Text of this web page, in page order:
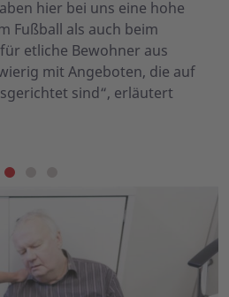
hier bei uns eine hohe
Fußball als auch beim
etliche Bewohner aus
mit Angeboten, die auf
sind“, erläutert